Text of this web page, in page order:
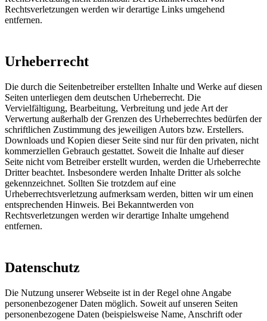
Rechtsverletzungen werden wir derartige Links umgehend
entfernen.
Urheberrecht
Die durch die Seitenbetreiber erstellten Inhalte und Werke auf diesen
Seiten unterliegen dem deutschen Urheberrecht. Die
Vervielfältigung, Bearbeitung, Verbreitung und jede Art der
Verwertung außerhalb der Grenzen des Urheberrechtes bedürfen der
schriftlichen Zustimmung des jeweiligen Autors bzw. Erstellers.
Downloads und Kopien dieser Seite sind nur für den privaten, nicht
kommerziellen Gebrauch gestattet. Soweit die Inhalte auf dieser
Seite nicht vom Betreiber erstellt wurden, werden die Urheberrechte
Dritter beachtet. Insbesondere werden Inhalte Dritter als solche
gekennzeichnet. Sollten Sie trotzdem auf eine
Urheberrechtsverletzung aufmerksam werden, bitten wir um einen
entsprechenden Hinweis. Bei Bekanntwerden von
Rechtsverletzungen werden wir derartige Inhalte umgehend
entfernen.
Datenschutz
Die Nutzung unserer Webseite ist in der Regel ohne Angabe
personenbezogener Daten möglich. Soweit auf unseren Seiten
personenbezogene Daten (beispielsweise Name, Anschrift oder